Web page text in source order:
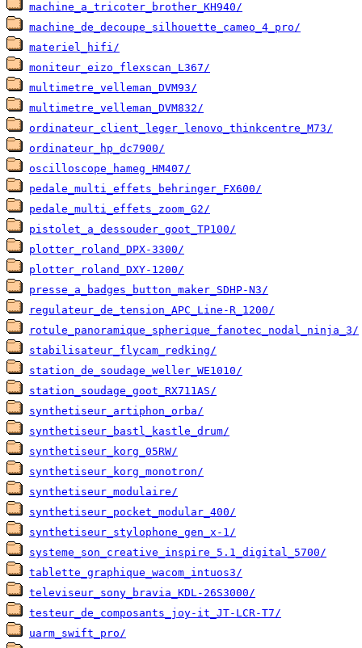
machine_a_tricoter_brother_KH940/
machine_de_decoupe_silhouette_cameo_4_pro/
materiel_hifi/
moniteur_eizo_flexscan_L367/
multimetre_velleman_DVM93/
multimetre_velleman_DVM832/
ordinateur_client_leger_lenovo_thinkcentre_M73/
ordinateur_hp_dc7900/
oscilloscope_hameg_HM407/
pedale_multi_effets_behringer_FX600/
pedale_multi_effets_zoom_G2/
pistolet_a_dessouder_goot_TP100/
plotter_roland_DPX-3300/
plotter_roland_DXY-1200/
presse_a_badges_button_maker_SDHP-N3/
regulateur_de_tension_APC_Line-R_1200/
rotule_panoramique_spherique_fanotec_nodal_ninja_3/
stabilisateur_flycam_redking/
station_de_soudage_weller_WE1010/
station_soudage_goot_RX711AS/
synthetiseur_artiphon_orba/
synthetiseur_bastl_kastle_drum/
synthetiseur_korg_05RW/
synthetiseur_korg_monotron/
synthetiseur_modulaire/
synthetiseur_pocket_modular_400/
synthetiseur_stylophone_gen_x-1/
systeme_son_creative_inspire_5.1_digital_5700/
tablette_graphique_wacom_intuos3/
televiseur_sony_bravia_KDL-26S3000/
testeur_de_composants_joy-it_JT-LCR-T7/
uarm_swift_pro/